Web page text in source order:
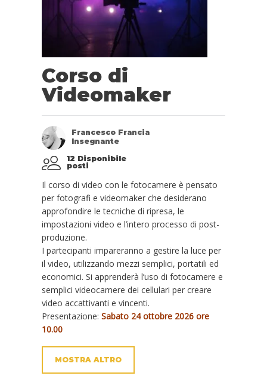
Corso di
Videomaker
Francesco Francia
Insegnante
12 Disponibile
posti
Il corso di video con le fotocamere è pensato
per fotografi e videomaker che desiderano
approfondire le tecniche di ripresa, le
impostazioni video e l’intero processo di post-
produzione.
I partecipanti impareranno a gestire la luce per
il video, utilizzando mezzi semplici, portatili ed
economici. Si apprenderà l’uso di fotocamere e
semplici videocamere dei cellulari per creare
video accattivanti e vincenti.
Presentazione: Sabato 24 ottobre 2026 ore
10.00
MOSTRA ALTRO